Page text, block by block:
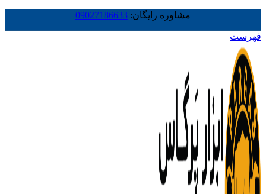
مشاوره رایگان: 09027186633
فهرست